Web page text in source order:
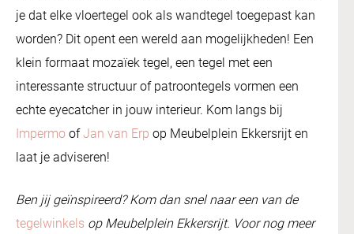
je dat elke vloertegel ook als wandtegel toegepast kan
worden? Dit opent een wereld aan mogelijkheden! Een
klein formaat mozaïek tegel, een tegel met een
interessante structuur of patroontegels vormen een
echte eyecatcher in jouw interieur. Kom langs bij
Impermo ofJan van Erp op Meubelplein Ekkersrijt en
laat je adviseren!
Ben jij geïnspireerd? Kom dan snel naar een van de
tegelwinkels op Meubelplein Ekkersrijt. Voor nog meer